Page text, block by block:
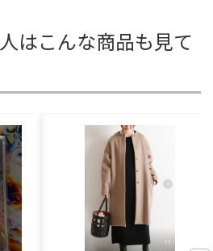
はこんな商品も見て